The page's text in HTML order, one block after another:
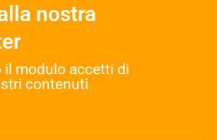
nostra
il modulo accetti di
contenuti​